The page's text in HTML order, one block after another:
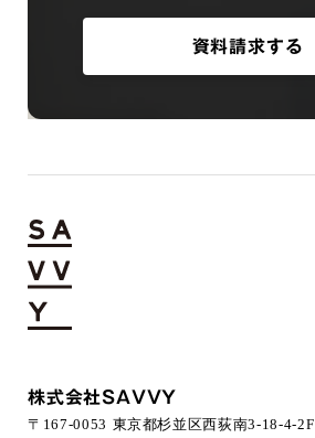
資料請求する
株式会社SAVVY
〒167-0053 東京都杉並区西荻南3-18-4-2F